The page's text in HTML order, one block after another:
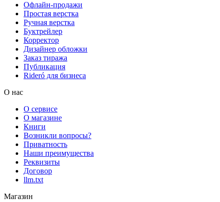
Офлайн-продажи
Простая верстка
Ручная верстка
Буктрейлер
Корректор
Дизайнер обложки
Заказ тиража
Публикация
Rideró для бизнеса
О нас
О сервисе
О магазине
Книги
Возникли вопросы?
Приватность
Наши преимущества
Реквизиты
Договор
llm.txt
Магазин